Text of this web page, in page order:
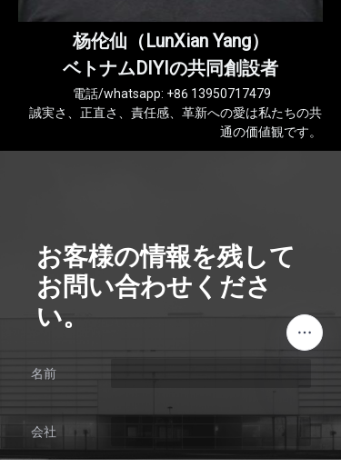
杨伦仙（LunXian Yang）
ベトナムDIYIの共同創設者
電話/whatsapp: +86 13950717479
誠実さ、正直さ、責任感、革新への愛は私たちの共
通の価値観です。
お客様の情報を残して
お問い合わせくださ
い。
名前
会社
JP